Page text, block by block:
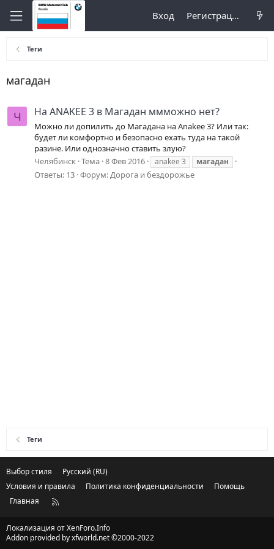
Вход Регистрация
Теги
магадан
Ч На ANAKEE 3 в Магадан ммможно нет?
Можно ли допилить до Магадана на Anakee 3? Или так:
будет ли комфортно и безопасно ехать туда на такой
разине. Или однозначно ставить злую?
Челябинск Тема 8 Фев 2016 anakee 3 магадан
Ответы: 13 Форум:Дорога и бездорожье
Теги
Выбор стиля
Русский (RU)
Условия и правила
Политика конфиденциальности
Помощь
Главная
R
Локализация отXenForo.Info
Addon provided by xfworld.net ©2000-2022